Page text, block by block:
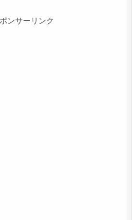
ンサーリンク